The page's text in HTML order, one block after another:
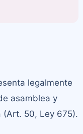
legalmente
asamblea y
(Art. 50, Ley 675).